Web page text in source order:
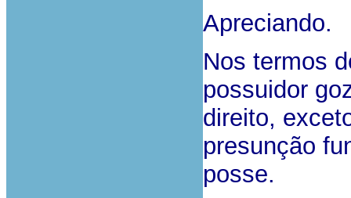
Apreciando.
Nos termos
possuidor
direito,
presunção
posse.